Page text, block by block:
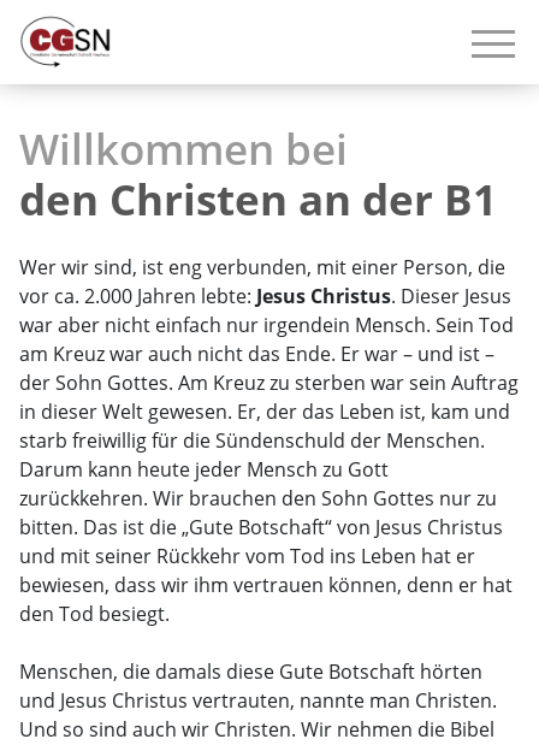
Willkommen bei
den Christen an der B1
Wer wir sind, ist eng verbunden, mit einer Person, die
vor ca. 2.000 Jahren lebte: Jesus Christus. Dieser Jesus
war aber nicht einfach nur irgendein Mensch. Sein Tod
am Kreuz war auch nicht das Ende. Er war – und ist –
der Sohn Gottes. Am Kreuz zu sterben war sein Auftrag
in dieser Welt gewesen. Er, der das Leben ist, kam und
starb freiwillig für die Sündenschuld der Menschen.
Darum kann heute jeder Mensch zu Gott
zurückkehren. Wir brauchen den Sohn Gottes nur zu
bitten. Das ist die „Gute Botschaft“ von Jesus Christus
und mit seiner Rückkehr vom Tod ins Leben hat er
bewiesen, dass wir ihm vertrauen können, denn er hat
den Tod besiegt.
Menschen, die damals diese Gute Botschaft hörten
und Jesus Christus vertrauten, nannte man Christen.
Und so sind auch wir Christen. Wir nehmen die Bibel